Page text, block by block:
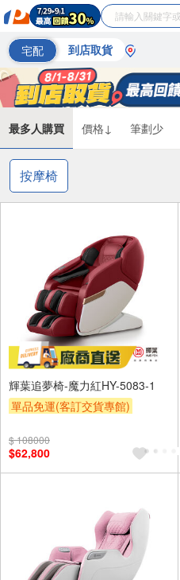
宅配 到店取貨
最多人購買 價格↓ 筆劃少
按摩椅
輝葉追夢椅-魔力紅HY-5083-1
單品免運(客訂交貨專館)
$ 108000
$62,800